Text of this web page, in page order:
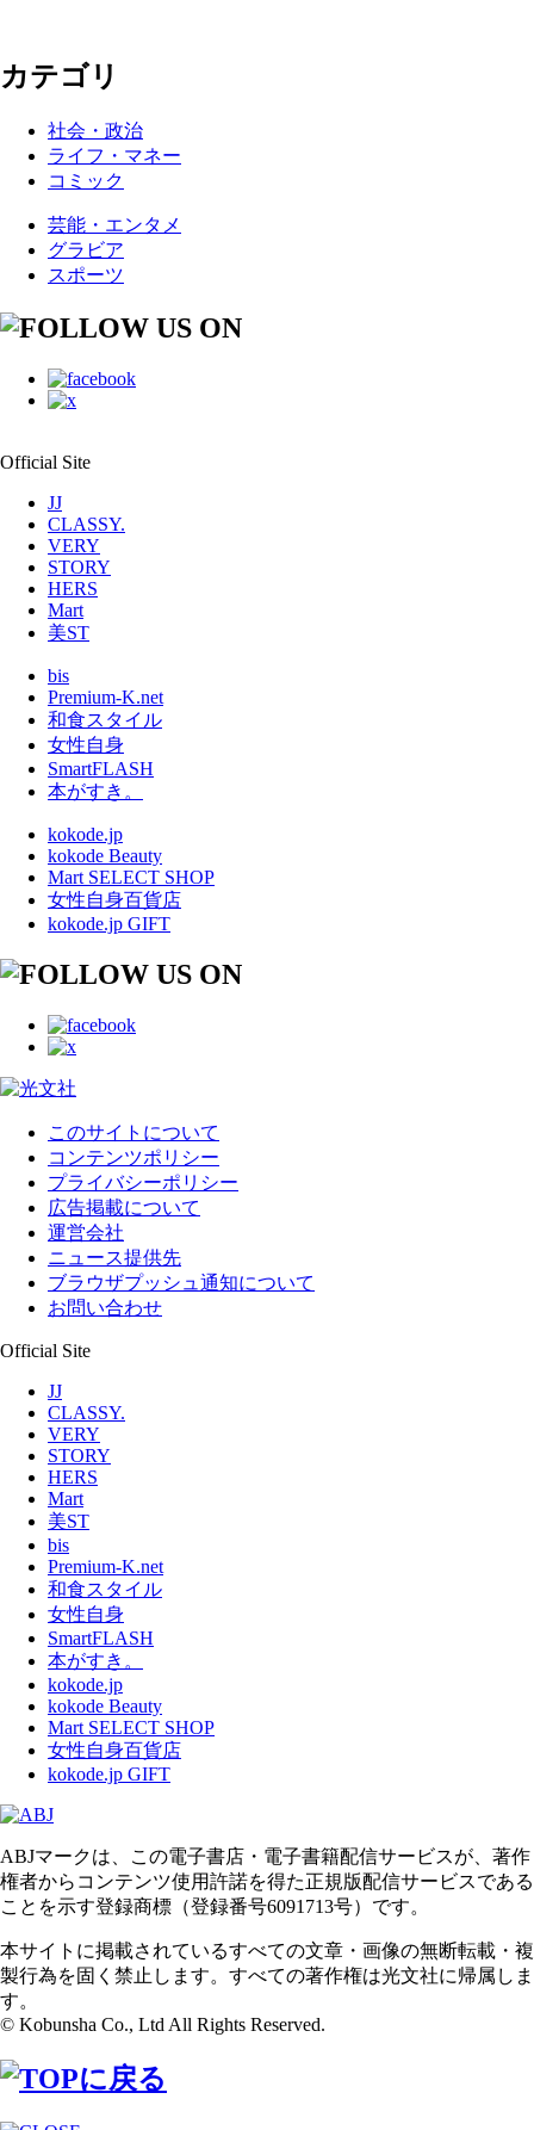
カテゴリ
社会・政治
ライフ・マネー
コミック
芸能・エンタメ
グラビア
スポーツ
Official Site
JJ
CLASSY.
VERY
STORY
HERS
Mart
美ST
bis
Premium-K.net
和食スタイル
女性自身
SmartFLASH
本がすき。
kokode.jp
kokode Beauty
Mart SELECT SHOP
女性自身百貨店
kokode.jp GIFT
このサイトについて
コンテンツポリシー
プライバシーポリシー
広告掲載について
運営会社
ニュース提供先
ブラウザプッシュ通知について
お問い合わせ
Official Site
JJ
CLASSY.
VERY
STORY
HERS
Mart
美ST
bis
Premium-K.net
和食スタイル
女性自身
SmartFLASH
本がすき。
kokode.jp
kokode Beauty
Mart SELECT SHOP
女性自身百貨店
kokode.jp GIFT
ABJマークは、この電子書店・電子書籍配信サービスが、著作
権者からコンテンツ使用許諾を得た正規版配信サービスである
ことを示す登録商標（登録番号6091713号）です。
本サイトに掲載されているすべての文章・画像の無断転載・複
製行為を固く禁止します。すべての著作権は光文社に帰属しま
す。
© Kobunsha Co., Ltd All Rights Reserved.